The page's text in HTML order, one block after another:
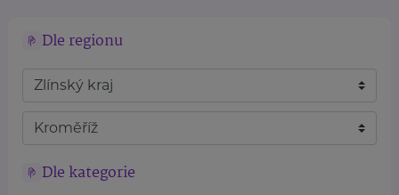
Dle regionu
Dle kategorie